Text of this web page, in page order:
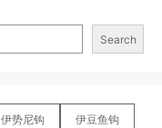
Search
伊势尼钩 伊豆鱼钩